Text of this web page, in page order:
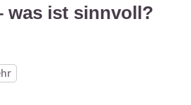
was ist sinnvoll?